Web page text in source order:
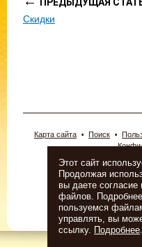
Скидки
Карта сайта Поиск
© 2026
ИП
Тел: (342)
Адрес: г. Пермь,
Этот сайт
Продолжая
вы даете согласие
файлов.
пользуемся
управлять, вы
ссылку. Подробнее